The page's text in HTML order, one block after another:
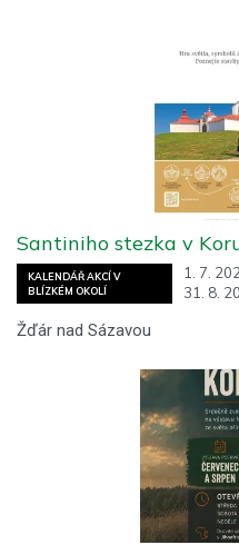
KALENDÁŘ AKCÍ V
BLÍZKÉM OKOLÍ
1. 7.
31. 8.
Santiniho stezka v
Žďár nad Sázavou